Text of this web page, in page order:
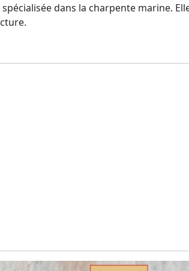
dans la charpente marine.